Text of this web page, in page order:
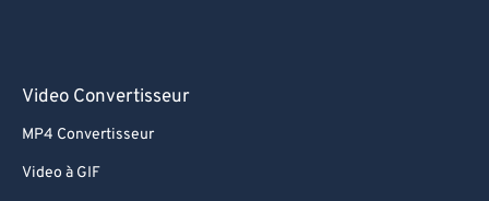
Video Convertisseur
MP4 Convertisseur
Video à GIF